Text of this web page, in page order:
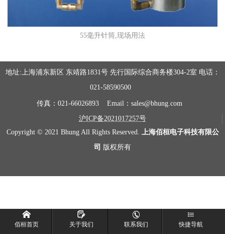
55毫升针筒,现场用法
地址:上海浦东新区 东靖路1831号 先行国际综合商务楼304-2室 电话：
021-58590500
传真： 021-66026893 Email：sales@bhung.com
沪ICP备2021017257号
Copyright © 2021 Bhung All Rights Reserved.
上海佰桓电子科技有限公
司
版权所有

佰桓首页

关于我们

联系我们

快捷导航